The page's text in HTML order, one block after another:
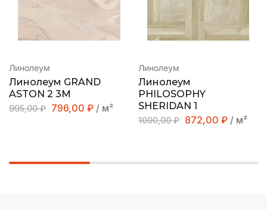
Линолеум
Линолеум GRAND
ASTON 2 3M
995,00₽ 796,00 ₽ / м²
Линолеум
Линолеум
PHILOSOPHY
SHERIDAN 1
1090,00₽ 872,00 ₽ / м²